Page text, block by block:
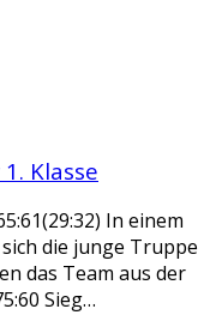
Klasse
In einem
die junge Truppe
das Team aus der
Sieg…